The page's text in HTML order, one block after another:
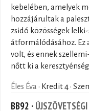
kebelében, amelyek
hozzájárultak a
zsidó közösségek
átformálódásához. Ez
volt, és ennek
nőtt ki a
Éles Éva · Kredit 4 ·
BB92 ·